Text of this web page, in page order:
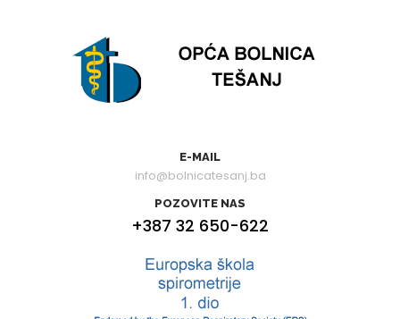
E-MAIL
info@bolnicatesanj.ba
POZOVITE NAS
+387 32 650-622